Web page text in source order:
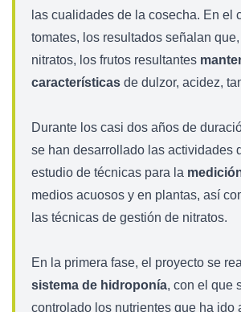
las cualidades de la cosecha. En el
tomates, los resultados señalan
nitratos, los frutos resultantes
características de dulzor, acidez,
Durante los casi dos años de
se han desarrollado las actividades
estudio de técnicas para la
medios acuosos y en plantas, así
las técnicas de gestión de nitratos.
En la primera fase, el proyecto se
sistema de hidroponía, con el que
controlado los nutrientes que ha ido